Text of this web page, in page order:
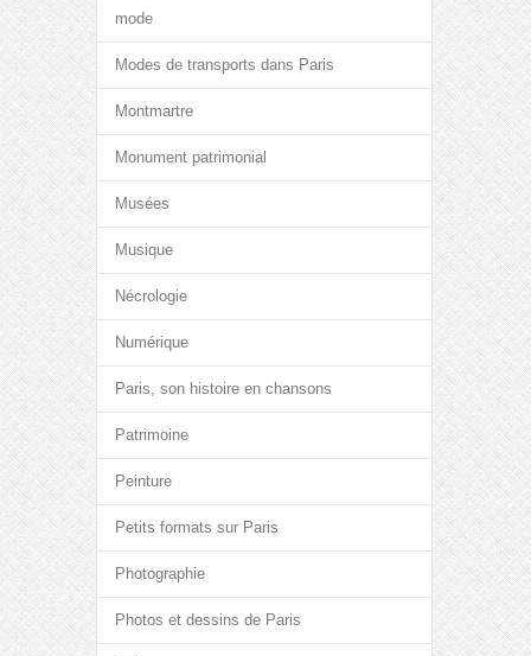
mode
Modes de transports dans Paris
Montmartre
Monument patrimonial
Musées
Musique
Nécrologie
Numérique
Paris, son histoire en chansons
Patrimoine
Peinture
Petits formats sur Paris
Photographie
Photos et dessins de Paris